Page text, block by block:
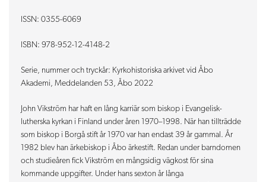
ISSN: 0355-6069
ISBN: 978-952-12-4148-2
Serie, nummer och tryckår: Kyrkohistoriska arkivet vid Åbo
Akademi, Meddelanden 53, Åbo 2022
John Vikström har haft en lång karriär som biskop i Evangelisk-
lutherska kyrkan i Finland under åren 1970–1998. När han tillträdde
som biskop i Borgå stift år 1970 var han endast 39 år gammal. År
1982 blev han ärkebiskop i Åbo ärkestift. Redan under barndomen
och studieåren fick Vikström en mångsidig vägkost för sina
kommande uppgifter. Under hans sexton år långa